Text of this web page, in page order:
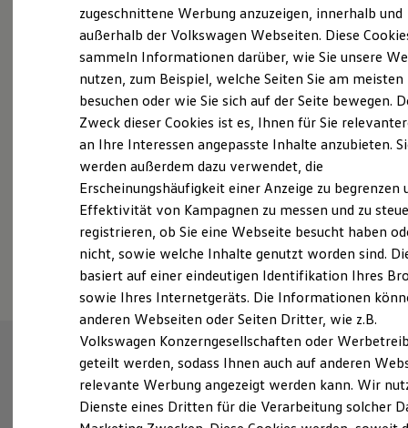
ID. Tutorials
Elektrofahrzeugkonzepte
Reichweite
Reichweite der ID. Modelle
Reichweite im Winter
Laden
Laden unterwegs
Laden Zuhause
Ladezeitensimulator
Batterie
Sicherheit
Garantie und Lebensdauer
Nachhaltigkeit
Technologie
Kosten und Kauf
Verbrauchskosten
Kaufoptionen
E-Auto-Förderung
Software und Konnektivität
Die ID. Software 6
ID. Software Versionen und Updates
Digitale Extras
Schnittstellen zu Ihrem ID.
Probefahrt vereinbaren
Fahrzeugangebot anfordern
Serviceanfrage stellen
zugeschnittene Werbung anzuzeigen, innerhalb und
außerhalb der Volkswagen Webseiten. Diese
sammeln Informationen darüber, wie Sie unsere
nutzen, zum Beispiel, welche Seiten Sie am meisten
besuchen oder wie Sie sich auf der Seite bewegen.
Zweck dieser Cookies ist es, Ihnen für Sie
an Ihre Interessen angepasste Inhalte anzubieten.
werden außerdem dazu verwendet, die
Erscheinungshäufigkeit einer Anzeige zu begrenzen
Effektivität von Kampagnen zu messen und zu
registrieren, ob Sie eine Webseite besucht haben
nicht, sowie welche Inhalte genutzt worden sind.
basiert auf einer eindeutigen Identifikation Ihres
sowie Ihres Internetgeräts. Die Informationen
anderen Webseiten oder Seiten Dritter, wie z.B.
Volkswagen Konzerngesellschaften oder
geteilt werden, sodass Ihnen auch auf anderen
relevante Werbung angezeigt werden kann. Wir
Dienste eines Dritten für die Verarbeitung solcher